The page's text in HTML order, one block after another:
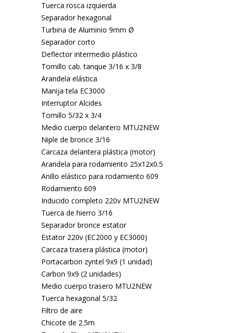
Tuerca rosca izquierda
Separador hexagonal
Turbina de Aluminio 9mm Ø
Separador corto
Deflector intermedio plástico
Tornillo cab. tanque 3/16 x 3/8
Arandela elástica
Manija tela EC3000
Interruptor Alcides
Tornillo 5/32 x 3/4
Medio cuerpo delantero MTU2NEW
Niple de bronce 3/16
Carcaza delantera plástica (motor)
Arandela para rodamiento 25x12x0.5
Anillo elástico para rodamiento 609
Rodamiento 609
Inducido completo 220v MTU2NEW
Tuerca de hierro 3/16
Separador bronce estator
Estator 220v (EC2000 y EC3000)
Carcaza trasera plástica (motor)
Portacarbon zyntel 9x9 (1 unidad)
Carbon 9x9 (2 unidades)
Medio cuerpo trasero MTU2NEW
Tuerca hexagonal 5/32
Filtro de aire
Chicote de 2.5m